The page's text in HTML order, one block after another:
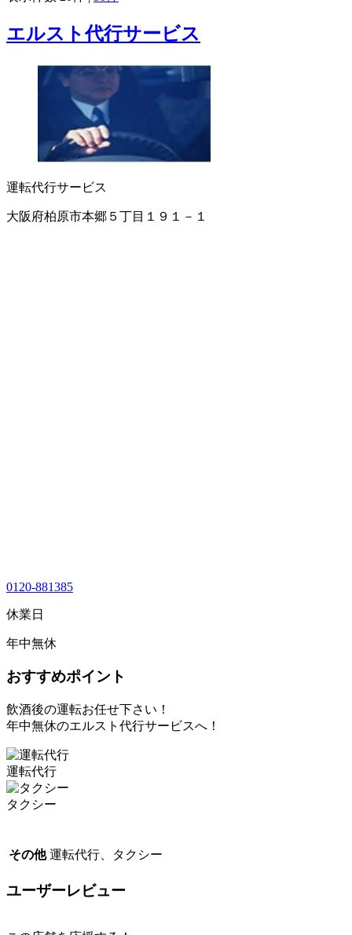
エルスト代行サービス
運転代行サービス
大阪府柏原市本郷５丁目１９１－１
0120-881385
休業日
年中無休
おすすめポイント
飲酒後の運転お任せ下さい！
年中無休のエルスト代行サービスへ！
運転代行
タクシー
その他 運転代行、タクシー
ユーザーレビュー